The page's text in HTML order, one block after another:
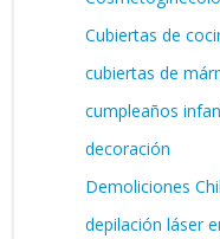
Cubiertas de
cubiertas de
cumpleaños
decoración
Demoliciones
depilación láser